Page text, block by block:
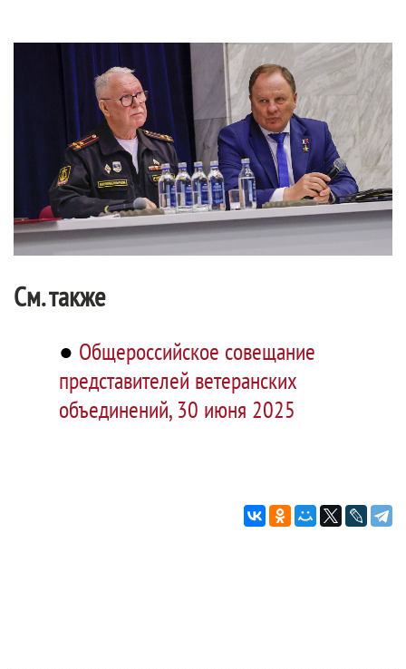
См. также
● Общероссийское совещание
представителей ветеранских
объединений, 30 июня 2025